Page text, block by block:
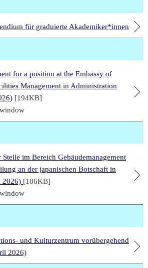
für graduierte Akademiker*innen
for a position at the Embassy of
Management in Administration
[194KB]
im Bereich Gebäudemanagement
an der japanischen Botschaft in
2026) [186KB]
und Kulturzentrum vorübergehend
2026)